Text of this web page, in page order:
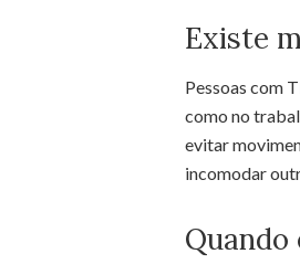
Existe
Pessoas com
como no
evitar
incomodar
Quando